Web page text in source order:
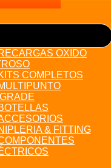
OXIDO
COMPLETOS
& FITTING